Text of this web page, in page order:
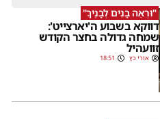
"וּרְאֵה בָנִים לְבָנֶיךָ"
דווקא בשבוע ה'יארצייט':
שמחה גדולה בחצר הקודש
זוועהיל
אורי כץ 18:51